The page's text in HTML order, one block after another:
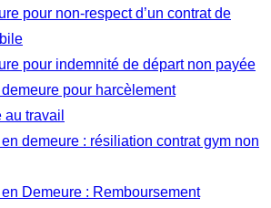
pour non-respect d’un contrat de
pour indemnité de départ non payée
pour harcèlement
travail
demeure : résiliation contrat gym non
Demeure : Remboursement